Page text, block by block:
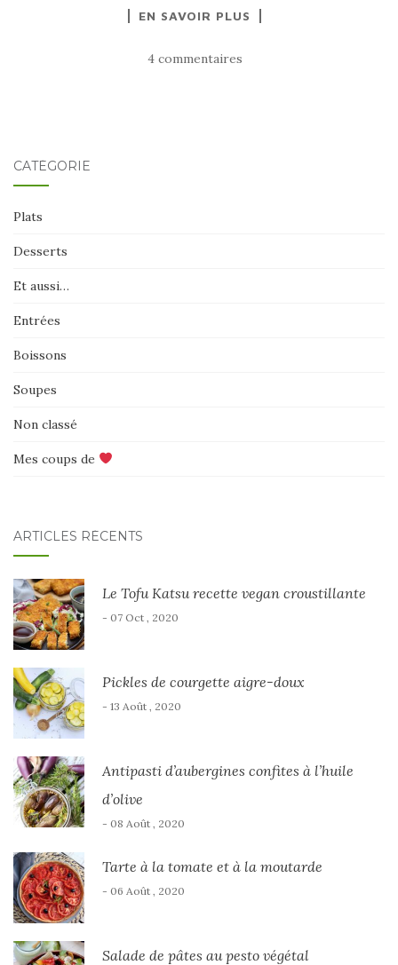
EN SAVOIR PLUS
4 commentaires
CATÉGORIE
Plats
Desserts
Et aussi…
Entrées
Boissons
Soupes
Non classé
Mes coups de
ARTICLES RÉCENTS
Le Tofu Katsu recette vegan croustillante
- 07 Oct , 2020
Pickles de courgette aigre-doux
- 13 Août , 2020
Antipasti d’aubergines confites à l’huile
d’olive
- 08 Août , 2020
Tarte à la tomate et à la moutarde
- 06 Août , 2020
Salade de pâtes au pesto végétal